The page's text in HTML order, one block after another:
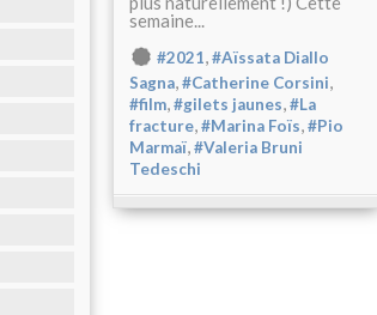
semaine...
#2021,#Aïssata Diallo
Sagna,#Catherine Corsini,
#film,#gilets jaunes,#La
fracture,#Marina Foïs,#Pio
Marmaï,#Valeria Bruni
Tedeschi